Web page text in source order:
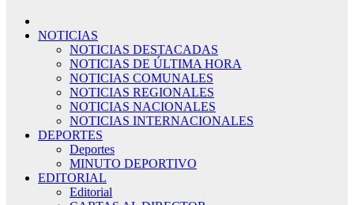
NOTICIAS
NOTICIAS DESTACADAS
NOTICIAS DE ÚLTIMA HORA
NOTICIAS COMUNALES
NOTICIAS REGIONALES
NOTICIAS NACIONALES
NOTICIAS INTERNACIONALES
DEPORTES
Deportes
MINUTO DEPORTIVO
EDITORIAL
Editorial